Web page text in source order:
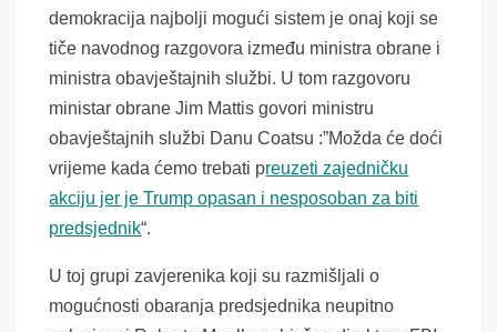
demokracija najbolji mogući sistem je onaj koji se
tiče navodnog razgovora između ministra obrane i
ministra obavještajnih službi. U tom razgovoru
ministar obrane Jim Mattis govori ministru
obavještajnih službi Danu Coatsu :”Možda će doći
vrijeme kada ćemo trebati preuzeti zajedničku
akciju jer je Trump opasan i nesposoban za biti
predsjednik“.
U toj grupi zavjerenika koji su razmišljali o
mogućnosti obaranja predsjednika neupitno